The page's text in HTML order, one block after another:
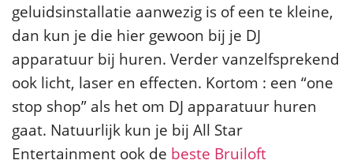
geluidsinstallatie aanwezig is of een te kleine,
dan kun je die hier gewoon bij je DJ
apparatuur bij huren. Verder vanzelfsprekend
ook licht, laser en effecten. Kortom : een “one
stop shop” als het om DJ apparatuur huren
gaat. Natuurlijk kun je bij All Star
Entertainment ook de beste Bruiloft